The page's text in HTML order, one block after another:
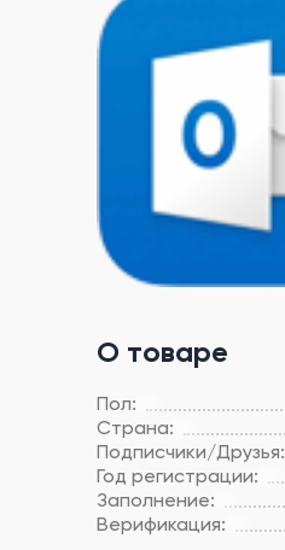
О товаре
Пол:
Страна:
Подписчики/Друзья:
Год регистрации:
Заполнение:
Верификация: